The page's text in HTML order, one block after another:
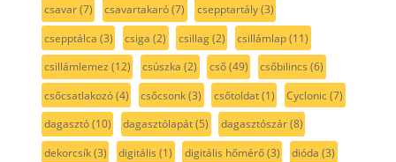
csavar(7) csavartakaró(7) csepptartály(3)
csepptálca (3) csiga (2) csillag(2) csillámlap(11)
csillámlemez (12) csúszka (2) cső(49) csőbilincs (6)
csőcsatlakozó(4) csőcsonk(3) csőtoldat(1) Cyclonic(7)
dagasztó(10) dagasztólapát(5) dagasztószár(8)
dekorcsík(3) digitális (1) digitális hőmérő(3) dióda (3)